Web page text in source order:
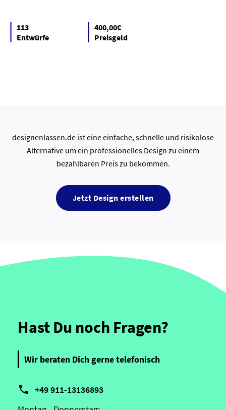
113
Entwürfe
400,00€
Preisgeld
designenlassen.de ist eine einfache, schnelle und risikolose
Alternative um ein professionelles Design zu einem
bezahlbaren Preis zu bekommen.
Jetzt Design erstellen
Hast Du noch Fragen?
Wir beraten Dich gerne telefonisch
 +49 911-13136893